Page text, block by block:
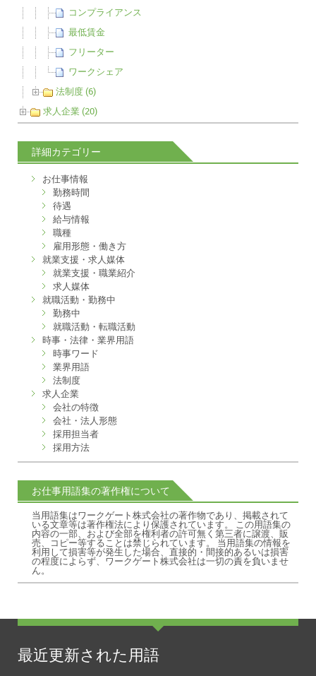
コンプライアンス
最低賃金
フリーター
ワークシェア
法制度 (6)
求人企業 (20)
詳細カテゴリー
お仕事情報
勤務時間
待遇
給与情報
職種
雇用形態・働き方
就業支援・求人媒体
就業支援・職業紹介
求人媒体
就職活動・勤務中
勤務中
就職活動・転職活動
時事・法律・業界用語
時事ワード
業界用語
法制度
求人企業
会社の特徴
会社・法人形態
採用担当者
採用方法
お仕事用語集の著作権について
当用語集はワークゲート株式会社の著作物であり、掲載されて
いる文章等は著作権法により保護されています。 この用語集の
内容の一部、および全部を権利者の許可無く第三者に譲渡、販
売、コピー等することは禁じられています。 当用語集の情報を
利用して損害等が発生した場合、直接的・間接的あるいは損害
の程度によらず、ワークゲート株式会社は一切の責を負いませ
ん。
最近更新された用語